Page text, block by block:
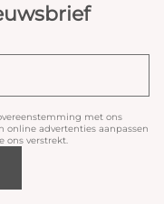
met ons
online advertenties aanpassen
ons verstrekt.